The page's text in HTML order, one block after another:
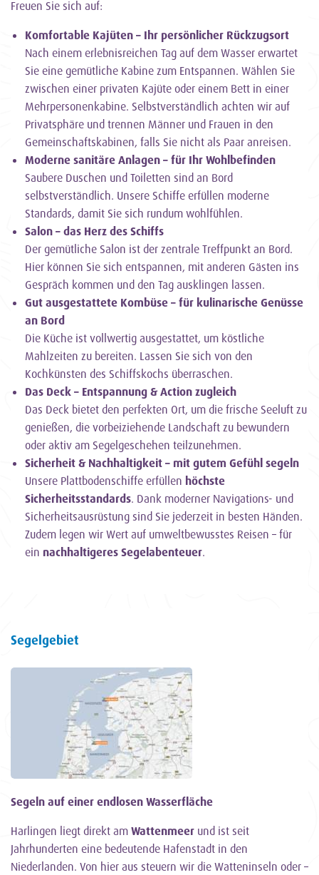
Freuen Sie sich auf:
Komfortable Kajüten – Ihr persönlicher Rückzugsort
Nach einem erlebnisreichen Tag auf dem Wasser erwartet
Sie eine gemütliche Kabine zum Entspannen. Wählen Sie
zwischen einer privaten Kajüte oder einem Bett in einer
Mehrpersonenkabine. Selbstverständlich achten wir auf
Privatsphäre und trennen Männer und Frauen in den
Gemeinschaftskabinen, falls Sie nicht als Paar anreisen.
Moderne sanitäre Anlagen – für Ihr Wohlbefinden
Saubere Duschen und Toiletten sind an Bord
selbstverständlich. Unsere Schiffe erfüllen moderne
Standards, damit Sie sich rundum wohlfühlen.
Salon – das Herz des Schiffs
Der gemütliche Salon ist der zentrale Treffpunkt an Bord.
Hier können Sie sich entspannen, mit anderen Gästen ins
Gespräch kommen und den Tag ausklingen lassen.
Gut ausgestattete Kombüse – für kulinarische Genüsse
an Bord
Die Küche ist vollwertig ausgestattet, um köstliche
Mahlzeiten zu bereiten. Lassen Sie sich von den
Kochkünsten des Schiffskochs überraschen.
Das Deck – Entspannung & Action zugleich
Das Deck bietet den perfekten Ort, um die frische Seeluft zu
genießen, die vorbeiziehende Landschaft zu bewundern
oder aktiv am Segelgeschehen teilzunehmen.
Sicherheit & Nachhaltigkeit – mit gutem Gefühl segeln
Unsere Plattbodenschiffe erfüllen höchste
Sicherheitsstandards. Dank moderner Navigations- und
Sicherheitsausrüstung sind Sie jederzeit in besten Händen.
Zudem legen wir Wert auf umweltbewusstes Reisen – für
ein nachhaltigeres Segelabenteuer.
Segelgebiet
Segeln auf einer endlosen Wasserfläche
Harlingen liegt direkt am Wattenmeer und ist seit
Jahrhunderten eine bedeutende Hafenstadt in den
Niederlanden. Von hier aus steuern wir die Watteninseln oder –